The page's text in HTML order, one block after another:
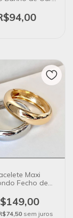
Maxi
Fecho de
sem juros